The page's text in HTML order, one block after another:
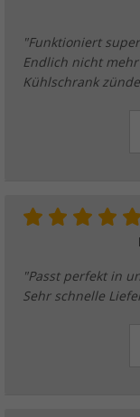
"Funktioniert
Endlich nicht
Kühlschrank
"Passt perfekt in
Sehr schnelle